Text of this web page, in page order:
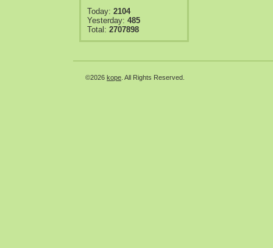
Today: 2104
Yesterday: 485
Total: 2707898
©2026 kope . All Rights Reserved.